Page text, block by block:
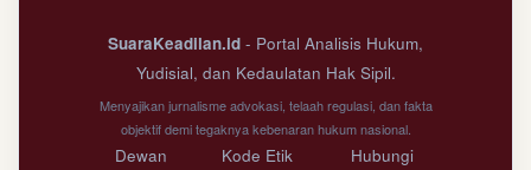
SuaraKeadilan.id - Portal Analisis Hukum,
Yudisial, dan Kedaulatan Hak Sipil.
Menyajikan jurnalisme advokasi, telaah regulasi, dan fakta
objektif demi tegaknya kebenaran hukum nasional.
Dewan Kode Etik Hubungi